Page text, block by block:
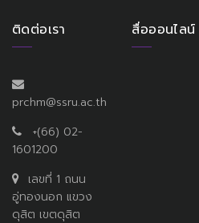
ติดต่อเรา
prchm@ssru.ac.th
+(66) 02-
1601200
เลขที่ 1 ถนน
อู่ทองนอก แขวง
ดุสิต เขตดุสิต
สื่อออนไลน์